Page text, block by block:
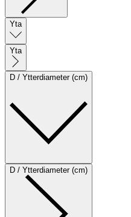
Yta
Yta
D / Ytterdiameter (cm)
D / Ytterdiameter (cm)